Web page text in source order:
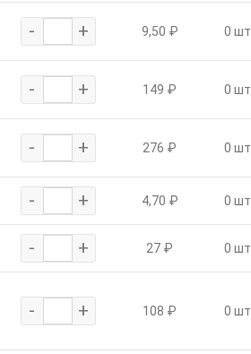
- + 9,50 ₽ 0 шт.
- + 149 ₽ 0 шт.
- + 276 ₽ 0 шт.
- + 4,70 ₽ 0 шт.
- + 27 ₽ 0 шт.
- + 108 ₽ 0 шт.